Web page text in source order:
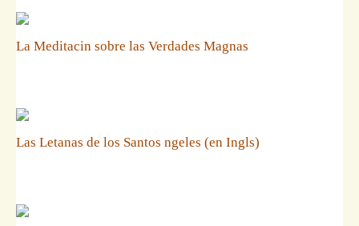
La Meditacin sobre las Verdades Magnas
Las Letanas de los Santos ngeles (en Ingls)